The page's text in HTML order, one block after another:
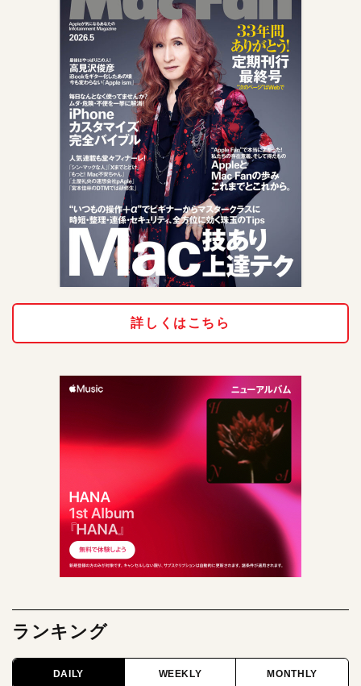
詳しくはこちら
ランキング
DAILY WEEKLY MONTHLY